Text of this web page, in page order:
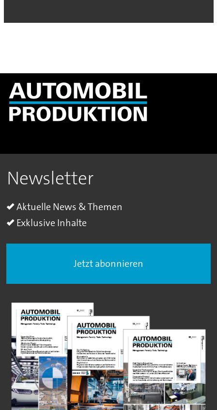
Newsletter
Aktuelle News & Themen
Exklusive Inhalte
Jetzt abonnieren